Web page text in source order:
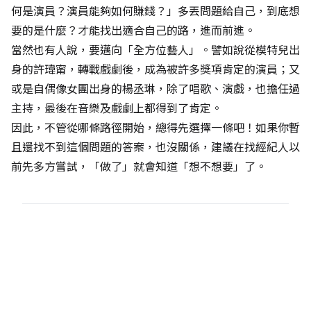
何是演員？演員能夠如何賺錢？」多丟問題給自己，到底想
要的是什麼？才能找出適合自己的路，進而前進。
當然也有人說，要邁向「全方位藝人」。譬如說從模特兒出
身的許瑋甯，轉戰戲劇後，成為被許多獎項肯定的演員；又
或是自偶像女團出身的楊丞琳，除了唱歌、演戲，也擔任過
主持，最後在音樂及戲劇上都得到了肯定。
因此，不管從哪條路徑開始，總得先選擇一條吧！如果你暫
且還找不到這個問題的答案，也沒關係，建議在找經紀人以
前先多方嘗試，「做了」就會知道「想不想要」了。